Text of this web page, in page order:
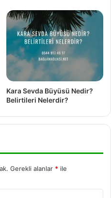
Kara Sevda Büyüsü Nedir?
Belirtileri Nelerdir?
Gerekli alanlar * ile